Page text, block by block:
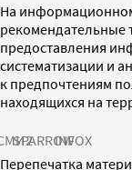
На
рекомендательные
предоставления
систематизации и
к предпочтениям
находящихся на
SPARROWINFOX
Перепечатка